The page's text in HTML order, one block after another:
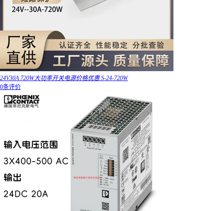
24V30A 720W大功率开关电源价格优惠 S-24-720W
0条评价